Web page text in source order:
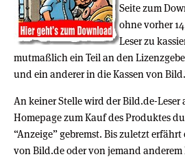
Seite zum
ohne vorher
Leser zu
mutmaßlich ein Teil an den
und ein anderer in die Kassen von
An keiner Stelle wird der Bild.de-Leser
Homepage zum Kauf des Produktes
“Anzeige” gebremst. Bis zuletzt
von Bild.de oder von jemand